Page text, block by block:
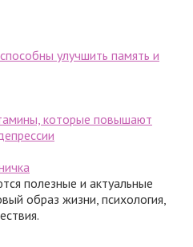
улучшить память и
которые повышают
полезные и актуальные
образ жизни, психология,